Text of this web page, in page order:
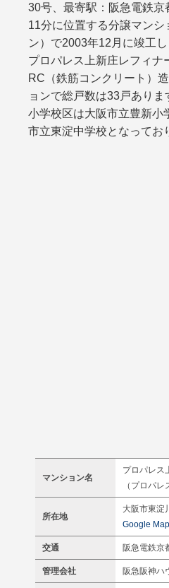
30号、最寄駅：阪急電鉄
11分に位置する分譲マンシ
ン）で2003年12月に竣工し
プロパレス上新庄レフィナ
RC（鉄筋コンクリート）
ョンで総戸数は33戸ありま
小学校区は大阪市立豊新小
市立東淀中学校となってお
マンション名
プロパレス
（プロパレ
所在地
大阪市東淀
Google
交通 阪急電鉄京
管理会社 阪急阪神ハ